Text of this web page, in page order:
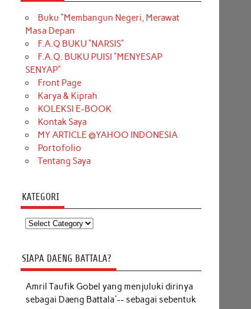
Buku “Membangun Negeri, Merawat
Masa Depan
F.A.Q BUKU “NARSIS”
F.A.Q. BUKU PUISI “MENYESAP
SENYAP”
Front Page
Karya & Kiprah
KOLEKSI E-BOOK
Kontak Saya
MY ARTICLE @YAHOO INDONESIA
Portofolio
Tentang Saya
KATEGORI
Kategori
SIAPA DAENG BATTALA?
Amril Taufik Gobel yang menjuluki dirinya
sebagai Daeng Battala'-- sebagai sebentuk